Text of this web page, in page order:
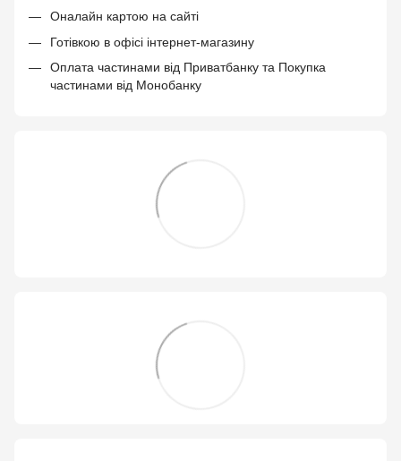
Оналайн картою на сайті
Готівкою в офісі інтернет-магазину
Оплата частинами від Приватбанку та Покупка
частинами від Монобанку